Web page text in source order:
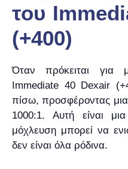
του
(+400)
Όταν πρόκειται για
Immediate 40 Dexair
πίσω, προσφέροντας
1000:1. Αυτή είναι
μόχλευση μπορεί να
δεν είναι όλα ρόδινα.